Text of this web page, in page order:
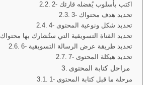
2- اكتب بأسلوب يُفضله قارئك
3- تحديد هدف محتواك
4- تحديد شكل ونوعية المحتوى
5- تحديد القناة التسويقية التي ستُشارك بها محتواك
6- تحديد طريقة عرض الرسالة التسويقية
7- تحديد هيكلة المحتوى
1- مرحلة ما قبل كتابة المحتوى